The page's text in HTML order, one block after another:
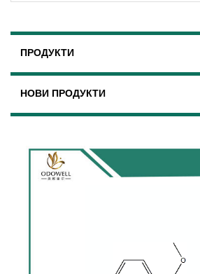
ПРОДУКТИ
НОВИ ПРОДУКТИ